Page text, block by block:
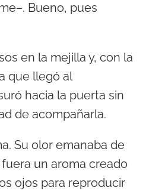
Bueno, pues
en la mejilla y, con la
que llegó al
hacia la puerta sin
de acompañarla.
Su olor emanaba de
un aroma creado
ojos para reproducir